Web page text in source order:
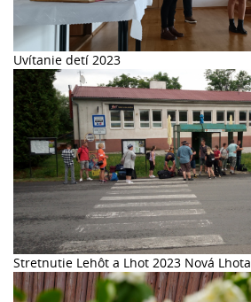
Uvítanie detí 2023
Stretnutie Lehôt a Lhot 2023 Nová Lhota